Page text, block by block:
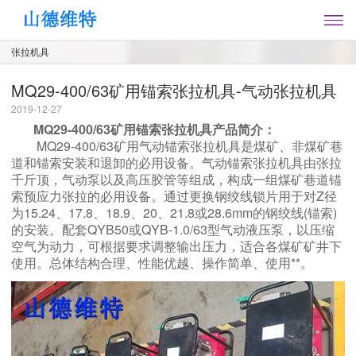
张拉机具
MQ29-400/63矿用锚索张拉机具-气动张拉机具
2019-12-27
MQ29-400/63矿用锚索张拉机具产品简介：
MQ29-400/63矿用气动锚索张拉机具是煤矿、非煤矿巷
道和锚索安装和退卸的必用设备。 气动锚索张拉机具由张拉
千斤顶，气动泵以及高压胶管等组成，构成一组煤矿巷道锚
索预应力张拉的必用设备。通过更换钢绞线锁片用于对Z径
为15.24、17.8、18.9、20、21.8或28.6mm的钢绞线(锚索)
的安装。配套QYB50或QYB-1.0/63型气动液压泵，以压缩
空气为动力，可根据要求调整输出压力，适合各煤矿矿井下
使用。总体结构合理、性能优越、操作简单、使用**。